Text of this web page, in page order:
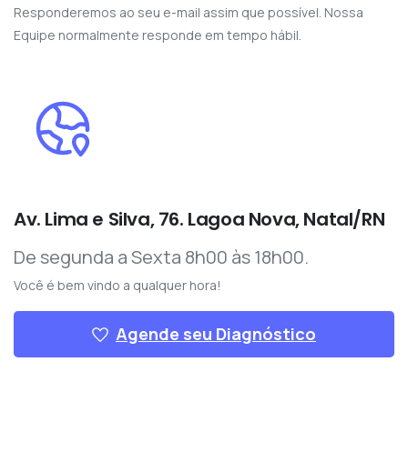
Responderemos ao seu e-mail assim que possível. Nossa
Equipe normalmente responde em tempo hábil.
Av. Lima e Silva, 76. Lagoa Nova, Natal/RN
De segunda a Sexta 8h00 às 18h00.
Você é bem vindo a qualquer hora!
Agende seu Diagnóstico